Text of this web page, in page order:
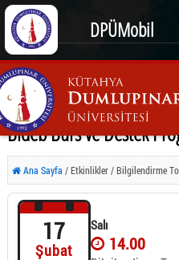
DPÜMobil
Bideb Burs ve Destek
Ana Sayfa / Etkinlikler / Bilgilendirme
Tanıtımı
17
Şubat
Salı
14.00